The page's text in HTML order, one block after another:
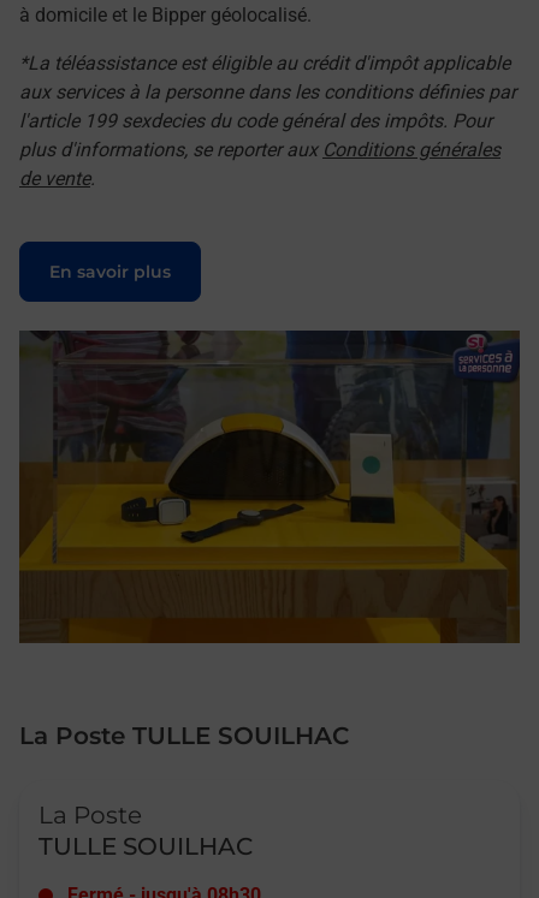
à domicile et le Bipper géolocalisé.
*La téléassistance est éligible au crédit d'impôt applicable
aux services à la personne dans les conditions définies par
l'article 199 sexdecies du code général des impôts. Pour
plus d'informations, se reporter aux Conditions générales
de vente.
En savoir plus
Le lien s'ouvre dans un nouvel onglet
La Poste TULLE SOUILHAC
La Poste
TULLE SOUILHAC